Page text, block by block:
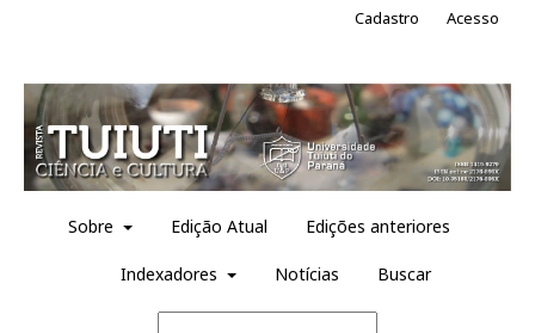
Sobre Edição Atual Edições anteriores
Indexadores Notícias Buscar
Cadastro Acesso